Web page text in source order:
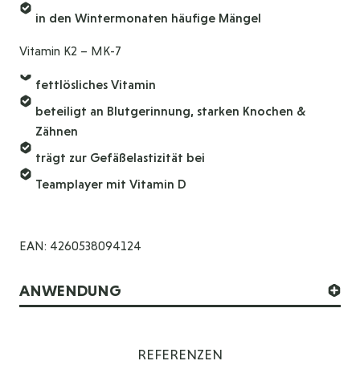
in den Wintermonaten häufige Mängel
Vitamin K2 – MK-7
fettlösliches Vitamin
beteiligt an Blutgerinnung, starken Knochen &
Zähnen
trägt zur Gefäßelastizität bei
Teamplayer mit Vitamin D
EAN: 4260538094124
ANWENDUNG
REFERENZEN